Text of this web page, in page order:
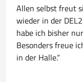
Allen selbst freut
wieder in der
habe ich bisher
Besonders freue
in der Halle.“